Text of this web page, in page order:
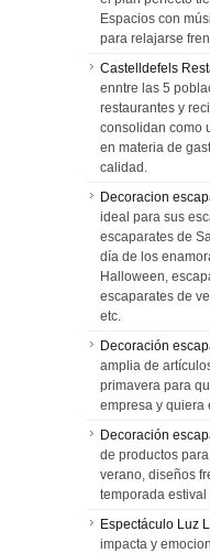
Espacios con
para relajarse
Castelldefels
enntre las 5
restaurantes y
consolidan como
en materia de
calidad.
Decoracion
ideal para sus
escaparates de
día de los
Halloween,
escaparates de
etc.
Decoración
amplia de
primavera para
empresa y quiera
Decoración
de productos
verano, diseños
temporada
Espectáculo Luz
impacta y